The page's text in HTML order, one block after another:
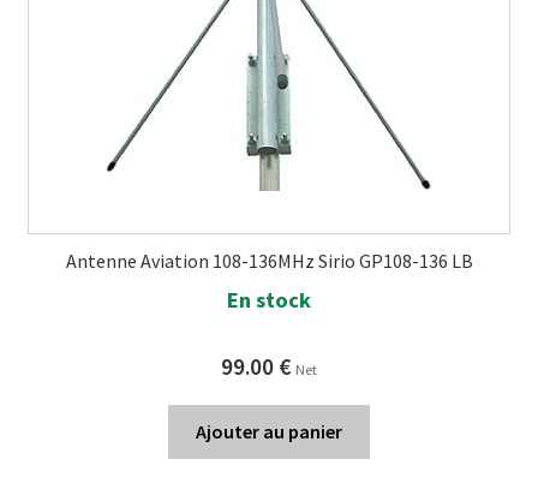
Antenne Aviation 108-136MHz Sirio GP108-136 LB
En stock
99.00 € Net
Ajouter au panier